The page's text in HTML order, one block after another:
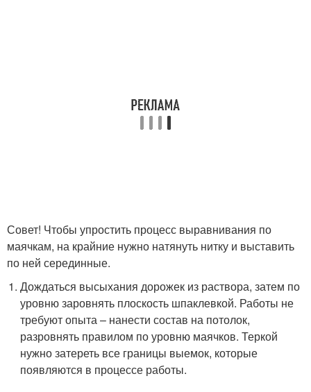
Совет! Чтобы упростить процесс выравнивания по
маячкам, на крайние нужно натянуть нитку и выставить
по ней серединные.
Дождаться высыхания дорожек из раствора, затем по
уровню заровнять плоскость шпаклевкой. Работы не
требуют опыта – нанести состав на потолок,
разровнять правилом по уровню маячков. Теркой
нужно затереть все границы выемок, которые
появляются в процессе работы.